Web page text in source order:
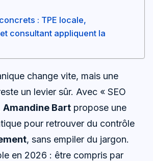
: TPE locale,
consultant appliquent la
change vite, mais une
un levier sûr. Avec « SEO
Amandine Bart propose une
pour retrouver du contrôle
, sans empiler du jargon.
en 2026 : être compris par